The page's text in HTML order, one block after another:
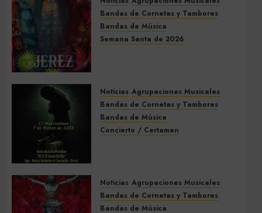
Bandas de Cornetas y Tambores
Bandas de Música
Semana Santa de 2026
5 DE MARZO DE 2026 0
Noticias Agrupaciones Musicales
Bandas de Cornetas y Tambores
Bandas de Música
Concierto / Certamen
Noticias Agrupaciones Musicales
Bandas de Cornetas y Tambores
Bandas de Música